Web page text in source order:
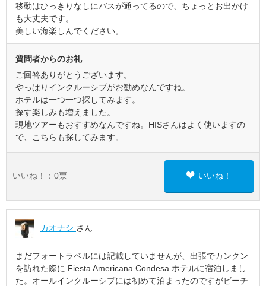
移動はひっきりなしにバスが通ってるので、ちょっとお出かけ
も大丈夫です。
美しい海楽しんでください。
質問者からのお礼
ご回答ありがとうございます。
やっぱりインクルーシブがお勧めなんですね。
ホテルは一つ一つ探してみます。
探す楽しみも増えました。
現地ツアーもおすすめなんですね。HISさんはよく使いますの
で、こちらも探してみます。
いいね！： 0票 いいね！
カオナシ さん
まだフォートラベルには記載していませんが、出張でカンクン
を訪れた際に Fiesta Americana Condesa ホテルに宿泊しまし
た。オールインクルーシブには初めて泊まったのですがビーチ